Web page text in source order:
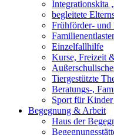
Integrationskita
begleitete
Frühförder- und
Einzelfallhilfe
Kurse, Freizeit
Tiergestützte
Beratungs-,
Sport für
Begegnung & Arbeit
Haus der